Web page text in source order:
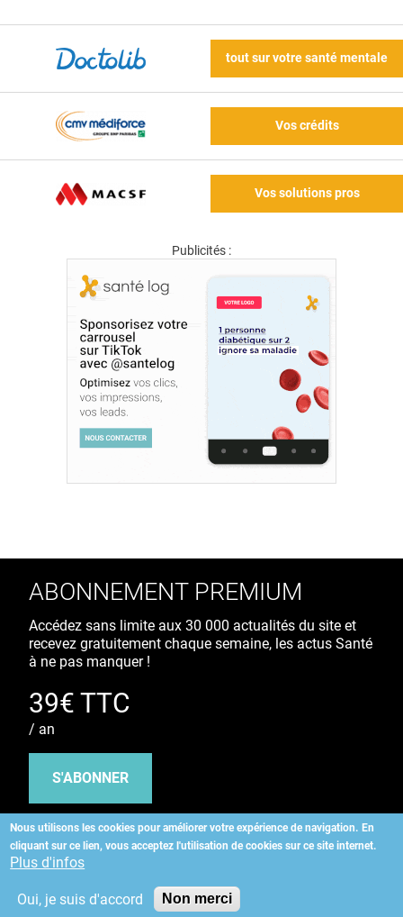
tout sur votre santé mentale
Vos crédits
Vos solutions pros
Publicités :
Nous utilisons les cookies pour améliorer votre expérience de navigation. En
cliquant sur ce lien, vous acceptez l'utilisation de cookies sur ce site internet.
Plus d'infos
Oui, je suis d'accord Non merci
ABONNEMENT PREMIUM
Accédez sans limite aux 30 000 actualités du site et
recevez gratuitement chaque semaine, les actus Santé
à ne pas manquer !
39€ TTC
/ an
S'ABONNER
Copyright©2026 ALLIEDHEALTH
KAURIWEB